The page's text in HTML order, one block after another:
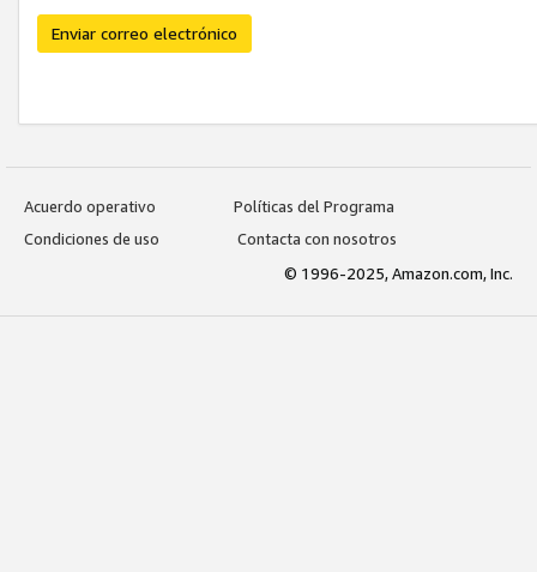
Enviar correo electrónico
Acuerdo operativo
Políticas del Programa
Condiciones de uso
Contacta con nosotros
© 1996-2025, Amazon.com, Inc.